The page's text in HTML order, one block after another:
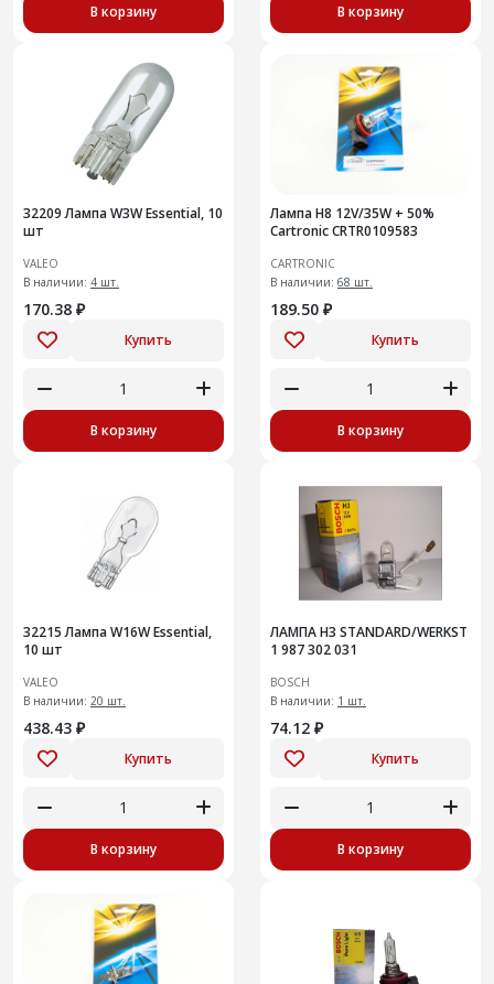
В корзину В корзину
32209 Лампа W3W Essential, 10
шт
VALEO
В наличии: 4 шт.
170.38 ₽
Купить
В корзину
Лампа H8 12V/35W + 50%
Cartronic CRTR0109583
CARTRONIC
В наличии: 68 шт.
189.50 ₽
Купить
В корзину
32215 Лампа W16W Essential,
10 шт
VALEO
В наличии: 20 шт.
438.43 ₽
Купить
В корзину
ЛАМПА H3 STANDARD/WERKST
1 987 302 031
BOSCH
В наличии: 1 шт.
74.12 ₽
Купить
В корзину